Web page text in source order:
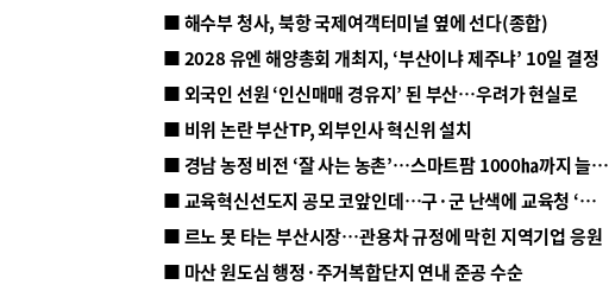
■ 해수부 청사, 북항 국제여객터미널 옆에 선다(종합)
■ 2028 유엔 해양총회 개최지, ‘부산이냐 제주냐’ 10일 결정
■ 외국인 선원 ‘인신매매 경유지’ 된 부산…우려가 현실로
■ 비위 논란 부산TP, 외부인사 혁신위 설치
■ 경남 농정 비전 ‘잘 사는 농촌’…스마트팜 1000㏊까지 늘린다
■ 교육혁신선도지 공모 코앞인데…구·군 난색에 교육청 ‘쩔쩔’
■ 르노 못 타는 부산시장…관용차 규정에 막힌 지역기업 응원
■ 마산 원도심 행정·주거복합단지 연내 준공 수순